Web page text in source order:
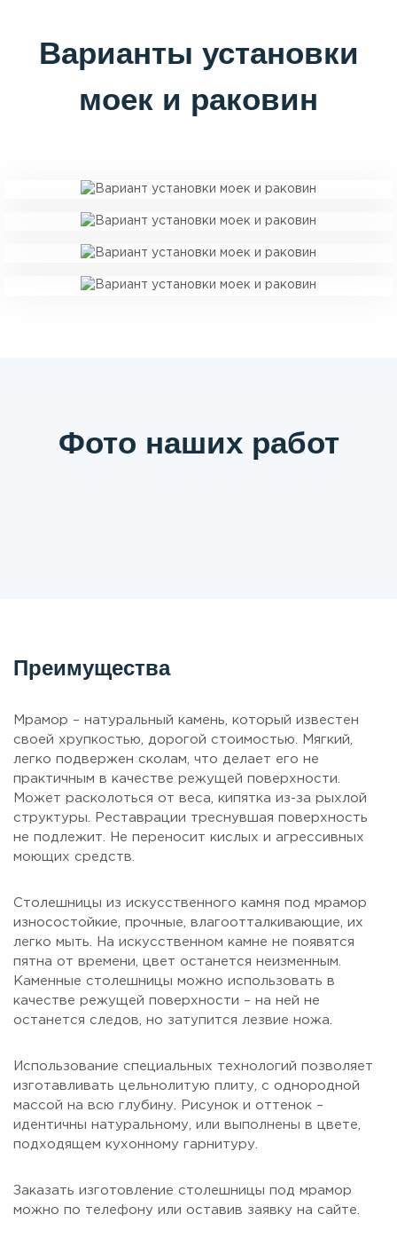
Варианты установки
моек и раковин
Фото наших работ
Преимущества
Мрамор – натуральный камень, который известен
своей хрупкостью, дорогой стоимостью. Мягкий,
легко подвержен сколам, что делает его не
практичным в качестве режущей поверхности.
Может расколоться от веса, кипятка из-за рыхлой
структуры. Реставрации треснувшая поверхность
не подлежит. Не переносит кислых и агрессивных
моющих средств.
Столешницы из искусственного камня под мрамор
износостойкие, прочные, влагоотталкивающие, их
легко мыть. На искусственном камне не появятся
пятна от времени, цвет останется неизменным.
Каменные столешницы можно использовать в
качестве режущей поверхности – на ней не
останется следов, но затупится лезвие ножа.
Использование специальных технологий позволяет
изготавливать цельнолитую плиту, с однородной
массой на всю глубину. Рисунок и оттенок –
идентичны натуральному, или выполнены в цвете,
подходящем кухонному гарнитуру.
Заказать изготовление столешницы под мрамор
можно по телефону или оставив заявку на сайте.